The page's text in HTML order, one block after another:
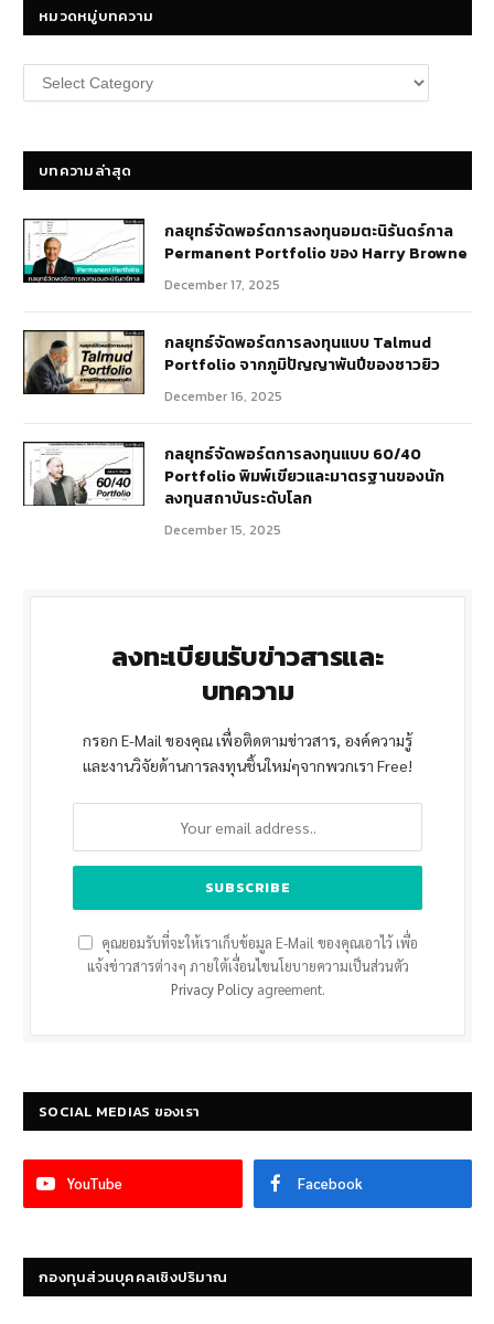
หมวดหมู่บทความ
หมวด
หมู่
บทความล่าสุด
กลยุทธ์​จัดพอร์ตการลงทุนอมตะนิรันดร์กาล
Permanent Portfolio ของ Harry Browne
December 17, 2025
กลยุทธ์จัดพอร์ตการลงทุนแบบ Talmud
Portfolio จากภูมิปัญญาพันปีของชาวยิว
December 16, 2025
กลยุทธ์จัดพอร์ตการลงทุนแบบ 60/40
Portfolio พิมพ์เขียวและมาตรฐานของนัก
ลงทุนสถาบันระดับโลก
December 15, 2025
ลงทะเบียนรับข่าวสารและ
บทความ
กรอก E-Mail ของคุณ เพื่อติดตามข่าวสาร, องค์ความรู้
และงานวิจัยด้านการลงทุนชิ้นใหม่ๆจากพวกเรา Free!
คุณยอมรับที่จะให้เราเก็บข้อมูล E-Mail ของคุณเอาไว้ เพื่อ
แจ้งข่าวสารต่างๆ ภายใต้เงื่อนไขนโยบายความเป็นส่วนตัว
Privacy Policyagreement.
SOCIAL MEDIAS ของเรา
YouTube Facebook
กองทุนส่วนบุคคลเชิงปริมาณ